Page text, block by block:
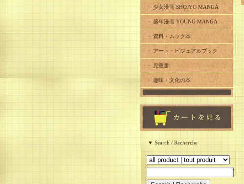
・ 少女漫画 SHOJYO MANGA
・ 盛年漫画 YOUNG MANGA
・ 資料・ムック本
・ アート・ビジュアルブック
・ 児童書
・ 趣味・文化の本
▼ Search / Recherche